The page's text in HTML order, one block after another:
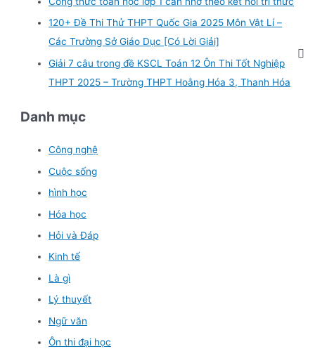
120+ Đề Thi Thử THPT Quốc Gia 2025 Môn Vật Lí –
Các Trường Sở Giáo Dục [Có Lời Giải]
Giải 7 câu trong đề KSCL Toán 12 Ôn Thi Tốt Nghiệp
THPT 2025 – Trường THPT Hoằng Hóa 3, Thanh Hóa
Danh mục
Công nghệ
Cuộc sống
hình học
Hóa học
Hỏi và Đáp
Kinh tế
Là gì
Lý thuyết
Ngữ văn
Ôn thi đại học